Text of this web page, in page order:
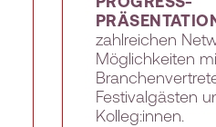
zahlreichen
Möglichkeiten
Festivalgästen
Kolleg:innen.